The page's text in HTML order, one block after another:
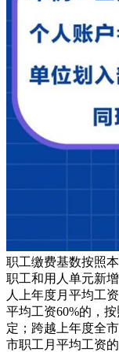
职工缴费基数按照
职工和用人单元新
人上年度月平均工
平均工资60%的，
定；跨越上年度全
市职工月平均工资